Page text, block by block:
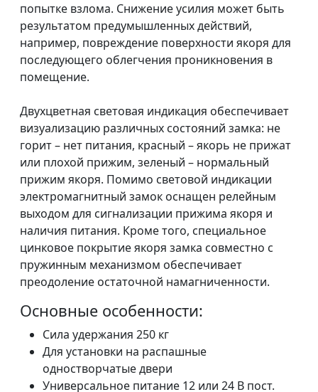
попытке взлома. Снижение усилия может быть
результатом предумышленных действий,
например, повреждение поверхности якоря для
последующего облегчения проникновения в
помещение.
Двухцветная световая индикация обеспечивает
визуализацию различных состояний замка: не
горит – нет питания, красный – якорь не прижат
или плохой прижим, зеленый – нормальный
прижим якоря. Помимо световой индикации
электромагнитный замок оснащен релейным
выходом для сигнализации прижима якоря и
наличия питания. Кроме того, специальное
цинковое покрытие якоря замка совместно с
пружинным механизмом обеспечивает
преодоление остаточной намагниченности.
Основные особенности:
Сила удержания 250 кг
Для установки на распашные
одностворчатые двери
Универсальное питание 12 или 24 В пост.